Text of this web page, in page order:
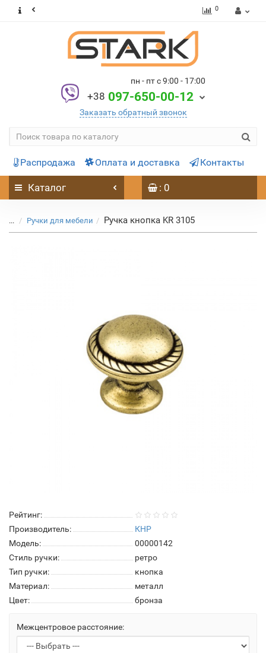
0
пн - пт с 9:00 - 17:00
+38 097-650-00-12
Заказать обратный звонок
Распродажа Оплата и доставка Контакты
Каталог : 0
... Ручки для мебели Ручка кнопка KR 3105
Рейтинг:
Производитель:
КНР
Модель:
00000142
Стиль ручки:
ретро
Тип ручки:
кнопка
Материал:
металл
Цвет:
бронза
Межцентровое расстояние: